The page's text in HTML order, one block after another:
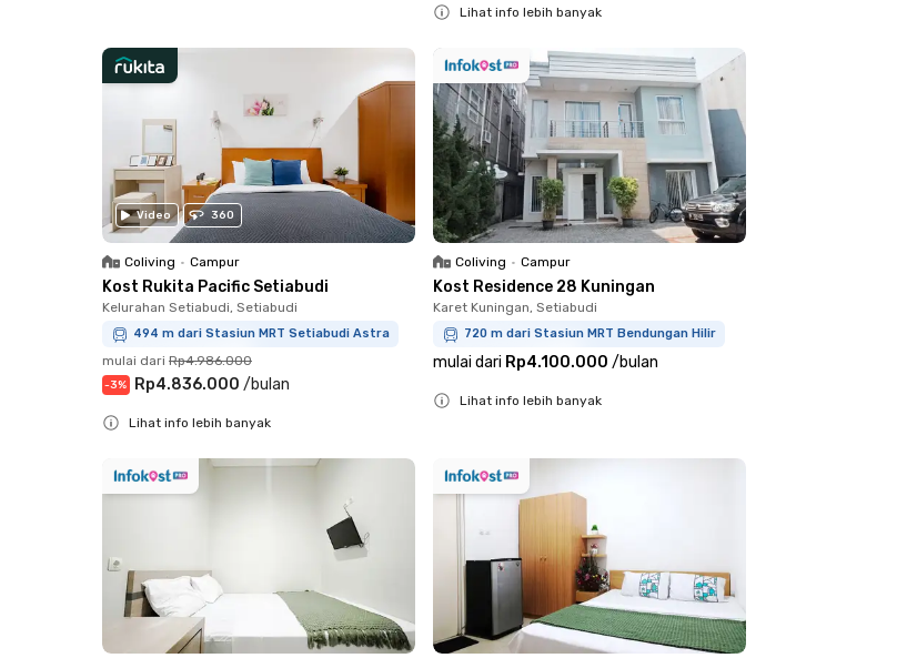
Lihat info lebih banyak
Video 360
Coliving • Campur
Kost Rukita Pacific Setiabudi
Kelurahan Setiabudi, Setiabudi
494 m dari Stasiun MRT Setiabudi Astra
mulai dari Rp4.986.000
-3% Rp4.836.000 /bulan
Lihat info lebih banyak
Coliving • Campur
Kost Residence 28 Kuningan
Karet Kuningan, Setiabudi
720 m dari Stasiun MRT Bendungan Hilir
mulai dari Rp4.100.000 /bulan
Lihat info lebih banyak